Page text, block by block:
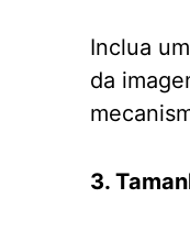
Inclua
da
3.